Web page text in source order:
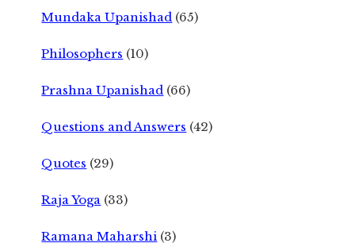
Mundaka Upanishad (65)
Philosophers (10)
Prashna Upanishad (66)
Questions and Answers (42)
Quotes (29)
Raja Yoga (33)
Ramana Maharshi (3)